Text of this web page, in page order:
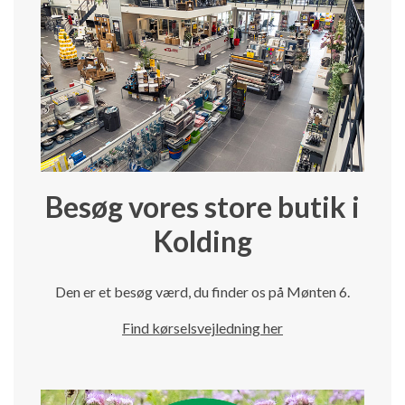
Besøg vores store butik i
Kolding
Den er et besøg værd, du finder os på Mønten 6.
Find kørselsvejledning her